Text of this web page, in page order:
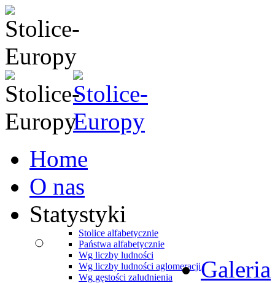
Home
O nas
Statystyki
Stolice alfabetycznie
Państwa alfabetycznie
Wg liczby ludności
Wg liczby ludności aglomeracji
Wg gęstości zaludnienia
Galeria